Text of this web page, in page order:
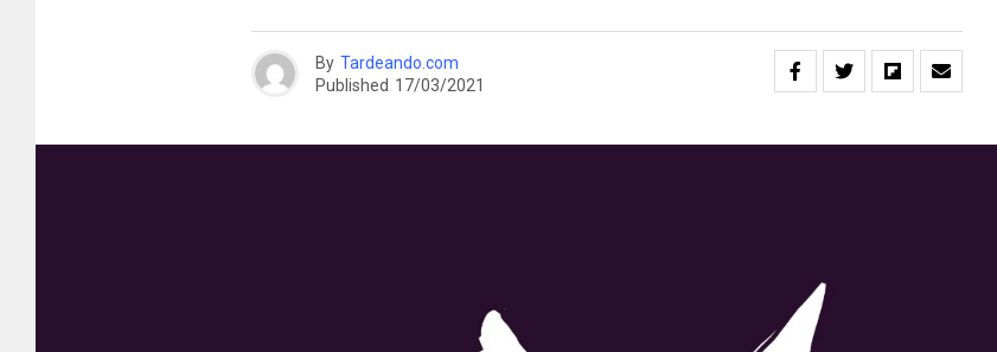
By Tardeando.com
Published 17/03/2021